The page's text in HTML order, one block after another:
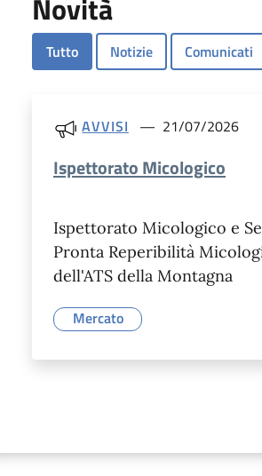
Novità
Tutto Notizie Comunicati
AVVISI 21/07/2026
Ispettorato Micologico
Ispettorato Micologico e
Pronta Reperibilità
dell'ATS della Montagna
Mercato